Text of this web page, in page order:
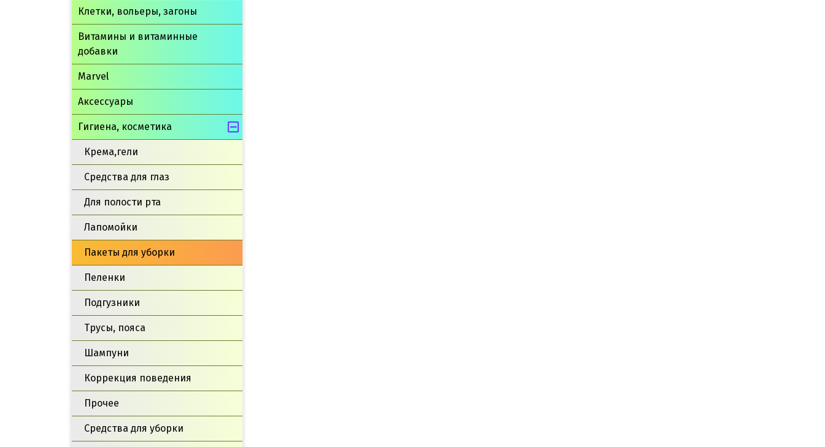
Клетки, вольеры, загоны
Витамины и витаминные
добавки
Marvel
Аксессуары
Гигиена, косметика
Крема,гели
Средства для глаз
Для полости рта
Лапомойки
Пакеты для уборки
Пеленки
Подгузники
Трусы, пояса
Шампуни
Коррекция поведения
Прочее
Средства для уборки